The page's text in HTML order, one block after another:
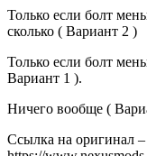
Только если болт
сколько ( Вариант 2 )
Только если болт
Вариант 1 ).
Ничего вообще (
Ссылка на оригинал –